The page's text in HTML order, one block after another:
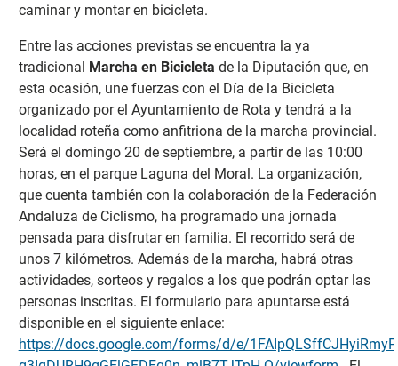
caminar y montar en bicicleta.
Entre las acciones previstas se encuentra la ya
tradicional Marcha en Bicicleta de la Diputación que, en
esta ocasión, une fuerzas con el Día de la Bicicleta
organizado por el Ayuntamiento de Rota y tendrá a la
localidad roteña como anfitriona de la marcha provincial.
Será el domingo 20 de septiembre, a partir de las 10:00
horas, en el parque Laguna del Moral. La organización,
que cuenta también con la colaboración de la Federación
Andaluza de Ciclismo, ha programado una jornada
pensada para disfrutar en familia. El recorrido será de
unos 7 kilómetros. Además de la marcha, habrá otras
actividades, sorteos y regalos a los que podrán optar las
personas inscritas. El formulario para apuntarse está
disponible en el siguiente enlace:
https://docs.google.com/forms/d/e/